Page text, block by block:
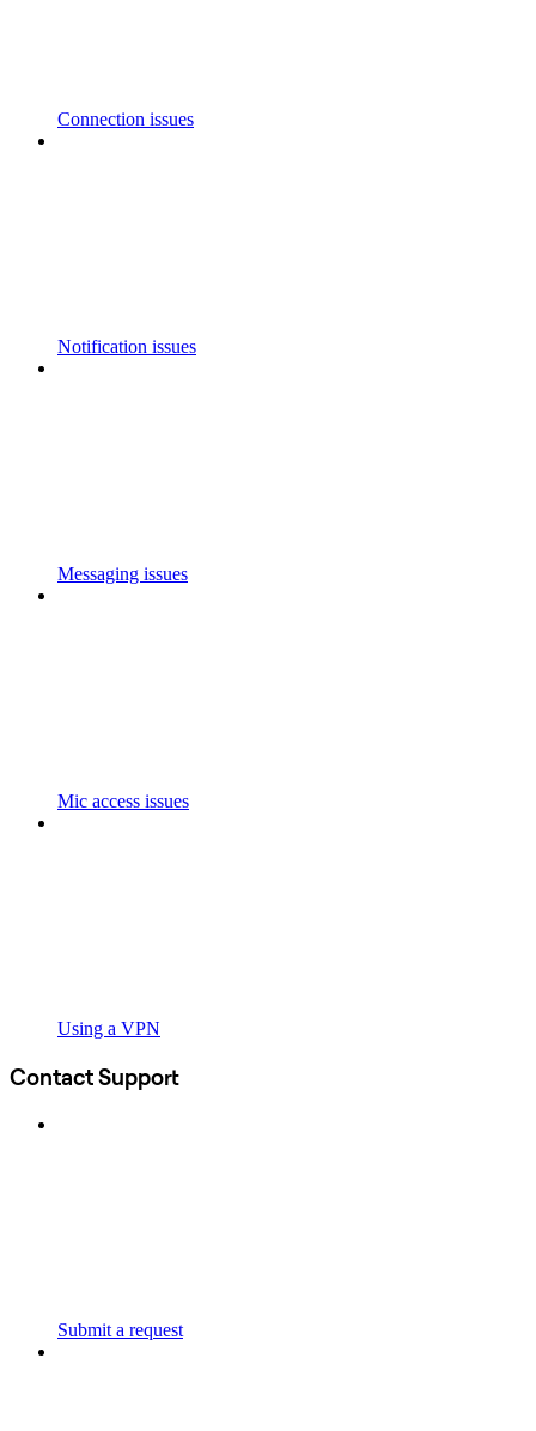
Connection issues
Notification issues
Messaging issues
Mic access issues
Using a VPN
Contact Support
Submit a request